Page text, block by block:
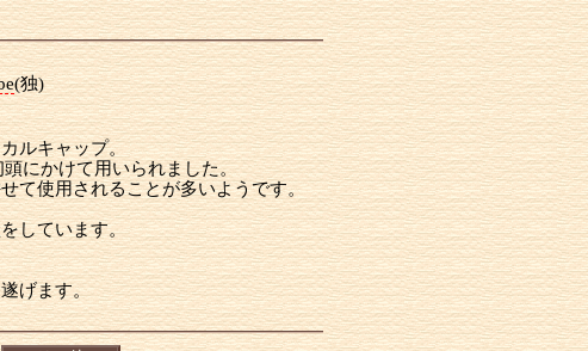
(独)
ルキャップ。
にかけて用いられました。
て使用されることが多いようです。
しています。
げます。